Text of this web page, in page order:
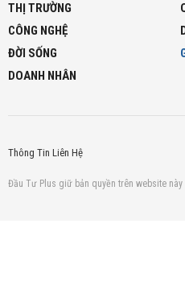
THỊ TRƯỜNG
CÔNG NGHỆ
ĐỜI SỐNG
DOANH NHÂN
Thông Tin Liên Hệ
Đầu Tư Plus giữ bản quyền trên website này